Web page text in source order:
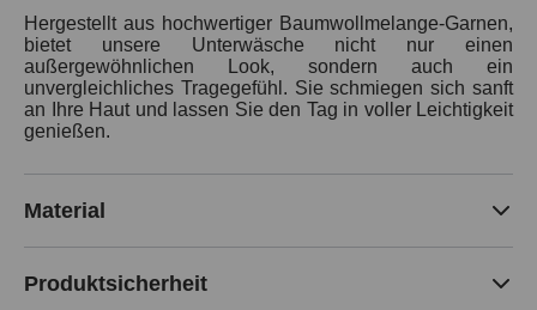
Hergestellt aus hochwertiger Baumwollmelange-Garnen,
bietet unsere Unterwäsche nicht nur einen
außergewöhnlichen Look, sondern auch ein
unvergleichliches Tragegefühl. Sie schmiegen sich sanft
an Ihre Haut und lassen Sie den Tag in voller Leichtigkeit
genießen.
Material
Produktsicherheit